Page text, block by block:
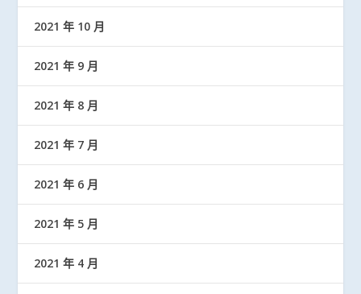
2021 年 10 月
2021 年 9 月
2021 年 8 月
2021 年 7 月
2021 年 6 月
2021 年 5 月
2021 年 4 月